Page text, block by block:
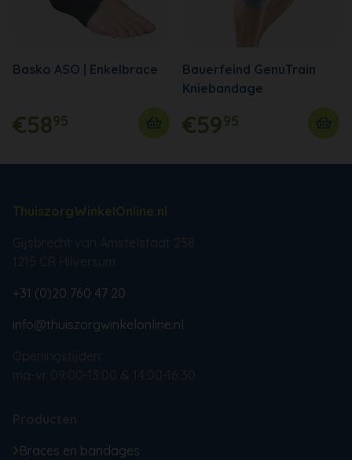
Basko ASO | Enkelbrace
€5895
Bauerfeind GenuTrain
Kniebandage
€5995
+31 (0)20 760 47 20
info@thuiszorgwinkelonline.nl
Braces en bandages